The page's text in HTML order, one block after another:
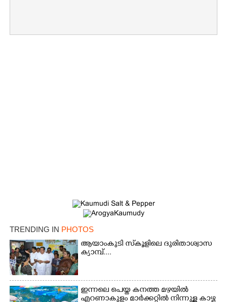
TRENDING IN PHOTOS
ആയാംകുടി സ്‌കൂളിലെ ദുരിതാശ്വാസ
ക്യാമ്പ്....
ഇന്നലെ പെയ്ത കനത്ത മഴയിൽ
എറണാകുളം മാർക്കറ്റിൽ നിന്നുള്ള കാഴ്ച